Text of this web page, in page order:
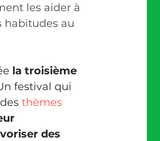
les aider à
habitudes au
la troisième
festival qui
thèmes
des